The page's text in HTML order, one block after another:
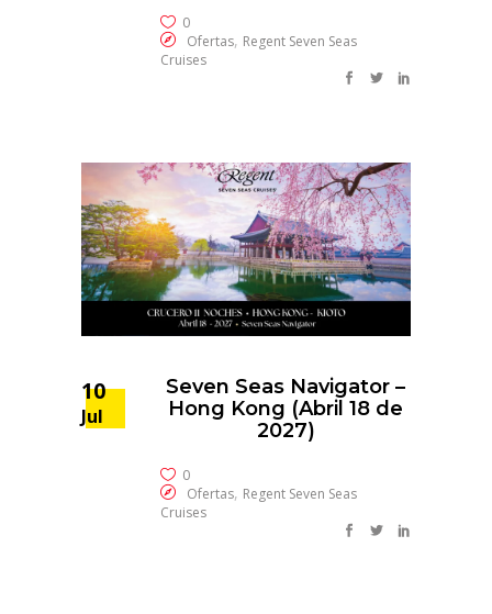
0
Ofertas, Regent Seven Seas
Cruises
10
Jul
Seven Seas Navigator –
Hong Kong (Abril 18 de
2027)
0
Ofertas, Regent Seven Seas
Cruises